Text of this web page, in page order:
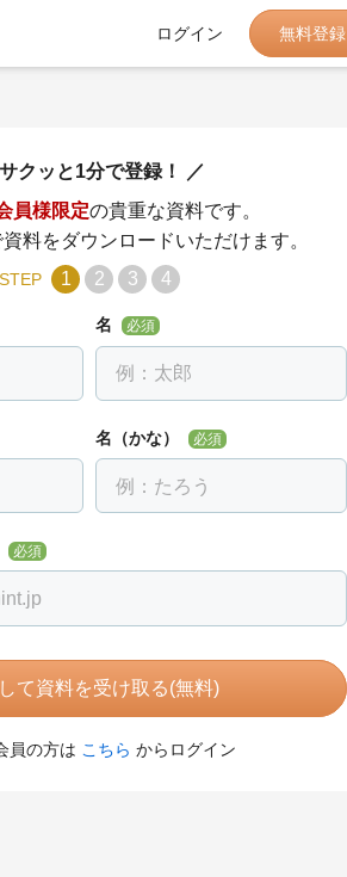
ログイン 無料登録
サクッと1分で登録！
員様限定の貴重な資料です。
料をダウンロードいただけます。
STEP 1 2 3 4
名 必須
名（かな） 必須
必須
て資料を受け取る(無料)
員の方は こちら からログイン